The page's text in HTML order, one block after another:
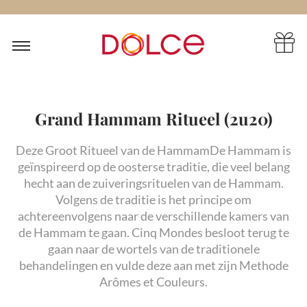
Grand Hammam Ritueel (2u20)
DezeGroot Ritueel van de HammamDe Hammam is
geïnspireerd op de oosterse traditie, die veel belang
hecht aan de zuiveringsrituelen van de Hammam.
Volgens de traditie is het principe om
achtereenvolgens naar de verschillende kamers van
de Hammam te gaan. Cinq Mondes besloot terug te
gaan naar de wortels van de traditionele
behandelingen en vulde deze aan met zijn Methode
Arômes et Couleurs.